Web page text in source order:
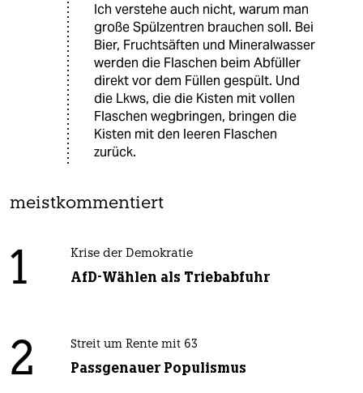
Ich verstehe auch nicht, warum man
große Spülzentren brauchen soll. Bei
Bier, Fruchtsäften und Mineralwasser
werden die Flaschen beim Abfüller
direkt vor dem Füllen gespült. Und
die Lkws, die die Kisten mit vollen
Flaschen wegbringen, bringen die
Kisten mit den leeren Flaschen
zurück.
meistkommentiert
1 Krise der Demokratie
AfD-Wählen als Triebabfuhr
2 Streit um Rente mit 63
Passgenauer Populismus